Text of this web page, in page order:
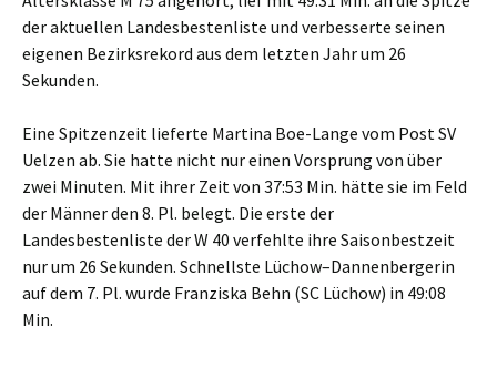
der aktuellen Landesbestenliste und verbesserte seinen
eigenen Bezirksrekord aus dem letzten Jahr um 26
Sekunden.
Eine Spitzenzeit lieferte Martina Boe-Lange vom Post SV
Uelzen ab. Sie hatte nicht nur einen Vorsprung von über
zwei Minuten. Mit ihrer Zeit von 37:53 Min. hätte sie im Feld
der Männer den 8. Pl. belegt. Die erste der
Landesbestenliste der W 40 verfehlte ihre Saisonbestzeit
nur um 26 Sekunden. Schnellste Lüchow–Dannenbergerin
auf dem 7. Pl. wurde Franziska Behn (SC Lüchow) in 49:08
Min.